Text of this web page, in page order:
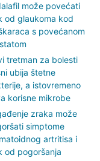
može povećati
od glaukoma kod
s povećanom
tretman za bolesti
ubija štetne
a istovremeno
korisne mikrobe
zraka može
simptome
artritisa i
od pogoršanja